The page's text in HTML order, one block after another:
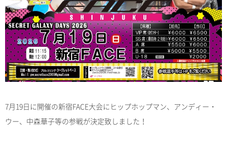
7月19日に開催の新宿FACE大会にヒップホップマン、アンディー・
ウー、中森華子等の参戦が決定致しました！